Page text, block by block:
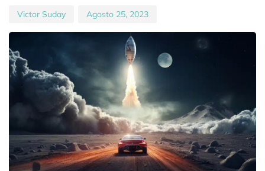
Victor Suday Agosto 25, 2023